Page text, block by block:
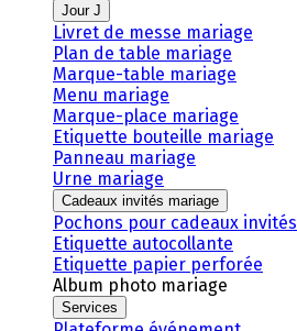
Jour J
Livret de messe mariage
Plan de table mariage
Marque-table mariage
Menu mariage
Marque-place mariage
Etiquette bouteille mariage
Panneau mariage
Urne mariage
Cadeaux invités mariage
Pochons pour cadeaux invités
Etiquette autocollante
Etiquette papier perforée
Album photo mariage
Services